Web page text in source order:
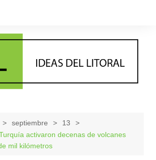
septiembre
13
activaron decenas de volcanes
mil kilómetros